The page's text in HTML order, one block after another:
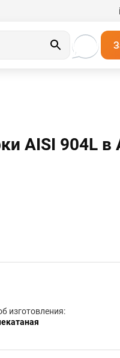
AISI 904L в
изготовления: